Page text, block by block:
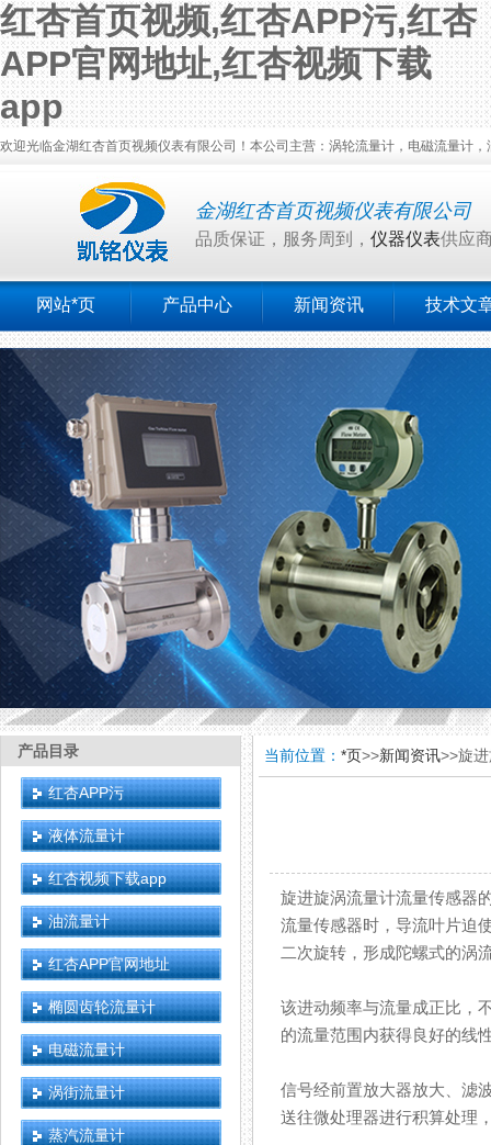
红杏首页视频,红杏APP污,红杏
APP官网地址,红杏视频下载
app
欢迎光临金湖红杏首页视频仪表有限公司！本公司主营：涡轮流量计，电磁流量计
金湖红杏首页视频仪表有限公司
品质保证，服务周到， 仪器仪表供应
网站*页 产品中心 新闻资讯 技术文
产品目录
红杏APP污
液体流量计
红杏视频下载app
油流量计
红杏APP官网地址
椭圆齿轮流量计
电磁流量计
涡街流量计
蒸汽流量计
当前位置： *页>>新闻资讯>>旋
旋进旋涡流量计流量传感器
流量传感器时，导流叶片
二次旋转，形成陀螺式的涡流
该进动频率与流量成正比
的流量范围内获得良好的线性
信号经前置放大器放大、滤
送往微处理器进行积算处理